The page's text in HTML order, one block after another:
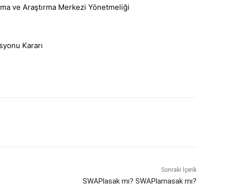
ve Araştırma Merkezi Yönetmeliği
Kararı
Sonraki İçerik
SWAPlasak mı? SWAPlamasak mı?